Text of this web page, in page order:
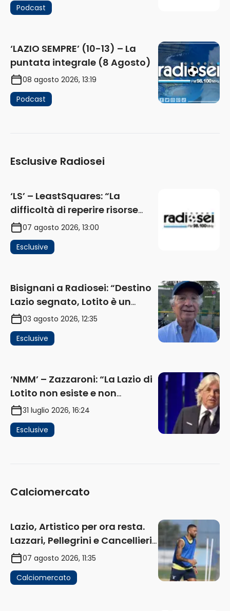
Podcast
‘LAZIO SEMPRE’ (10-13) – La
puntata integrale (8 Agosto)
08 agosto 2026, 13:19
Podcast
Esclusive Radiosei
‘LS’ – LeastSquares: “La
difficoltà di reperire risorse
impatta sul mercato. Senza
investimenti non arrivano i
ricavi” (AUDIO)
07 agosto 2026, 13:00
Esclusive
Bisignani a Radiosei: “Destino
Lazio segnato, Lotito è un
problema, la chiave sono
Flaminio e politica. La protesta
e gli interessi dei fondi”
03 agosto 2026, 12:35
Esclusive
‘NMM’ – Zazzaroni: “La Lazio di
Lotito non esiste e non
funziona più. E’ ora di lasciare,
ma lui non ascolta. Pignataro?
Ho verificato…” (AUDIO)
31 luglio 2026, 16:24
Esclusive
Calciomercato
Lazio, Artistico per ora resta.
Lazzari, Pellegrini e Cancellieri
in uscita
07 agosto 2026, 11:35
Calciomercato